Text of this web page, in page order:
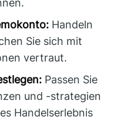
Handeln
Sie sich mit
vertraut.
Passen Sie
und -strategien
Handelserlebnis